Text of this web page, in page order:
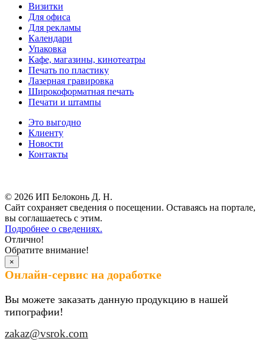
Визитки
Для офиса
Для рекламы
Календари
Упаковка
Кафе, магазины, кинотеатры
Печать по пластику
Лазерная гравировка
Широкоформатная печать
Печати и штампы
Это выгодно
Клиенту
Новости
Контакты
© 2026 ИП Белоконь Д. Н.
Сайт сохраняет сведения о посещении. Оставаясь на портале,
вы соглашаетесь с этим.
Подробнее о сведениях.
Отлично!
Обратите внимание!
×
Онлайн-сервис на доработке
Вы можете заказать данную продукцию в нашей
типографии!
zakaz@vsrok.com